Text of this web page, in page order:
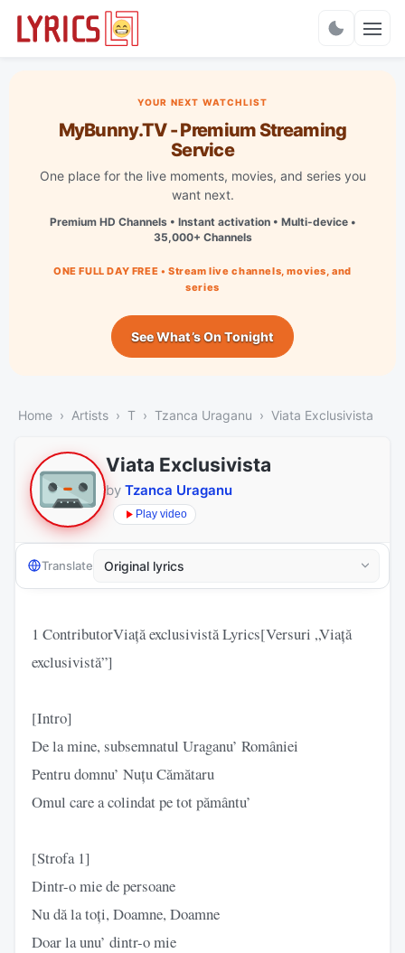
YOUR NEXT WATCHLIST
MyBunny.TV - Premium Streaming
Service
One place for the live moments, movies, and series you
want next.
Premium HD Channels • Instant activation • Multi-device •
35,000+ Channels
ONE FULL DAY FREE • Stream live channels, movies, and
series
See What’s On Tonight
Home Artists T Tzanca Uraganu Viata Exclusivista
Viata Exclusivista
by Tzanca Uraganu
Play video
Translate
1 ContributorViață exclusivistă Lyrics[Versuri „Viață
exclusivistă”]
[Intro]
De la mine, subsemnatul Uraganu’ României
Pentru domnu’ Nuțu Cămătaru
Omul care a colindat pe tot pământu’
[Strofa 1]
Dintr-o mie de persoane
Nu dă la toți, Doamne, Doamne
Doar la unu’ dintr-o mie